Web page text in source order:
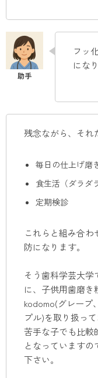
フッ
にな
残念ながら、それ
毎日の仕上げ磨
食生活（ダラダ
定期検診
これらと組み合
防になります。
そう歯科学芸大学
に、子供用歯磨き
kodomo(グレープ
プル)を取り扱っ
苦手な子でも比較
となっていますの
下さい。